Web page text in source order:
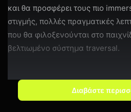
και θα προσφέρει τους πιο
στιγμής, πολλές πραγματικές
που θα φιλοξενούνται στο
βελτιωμένο σύστημα traversal.
Διαβάστε